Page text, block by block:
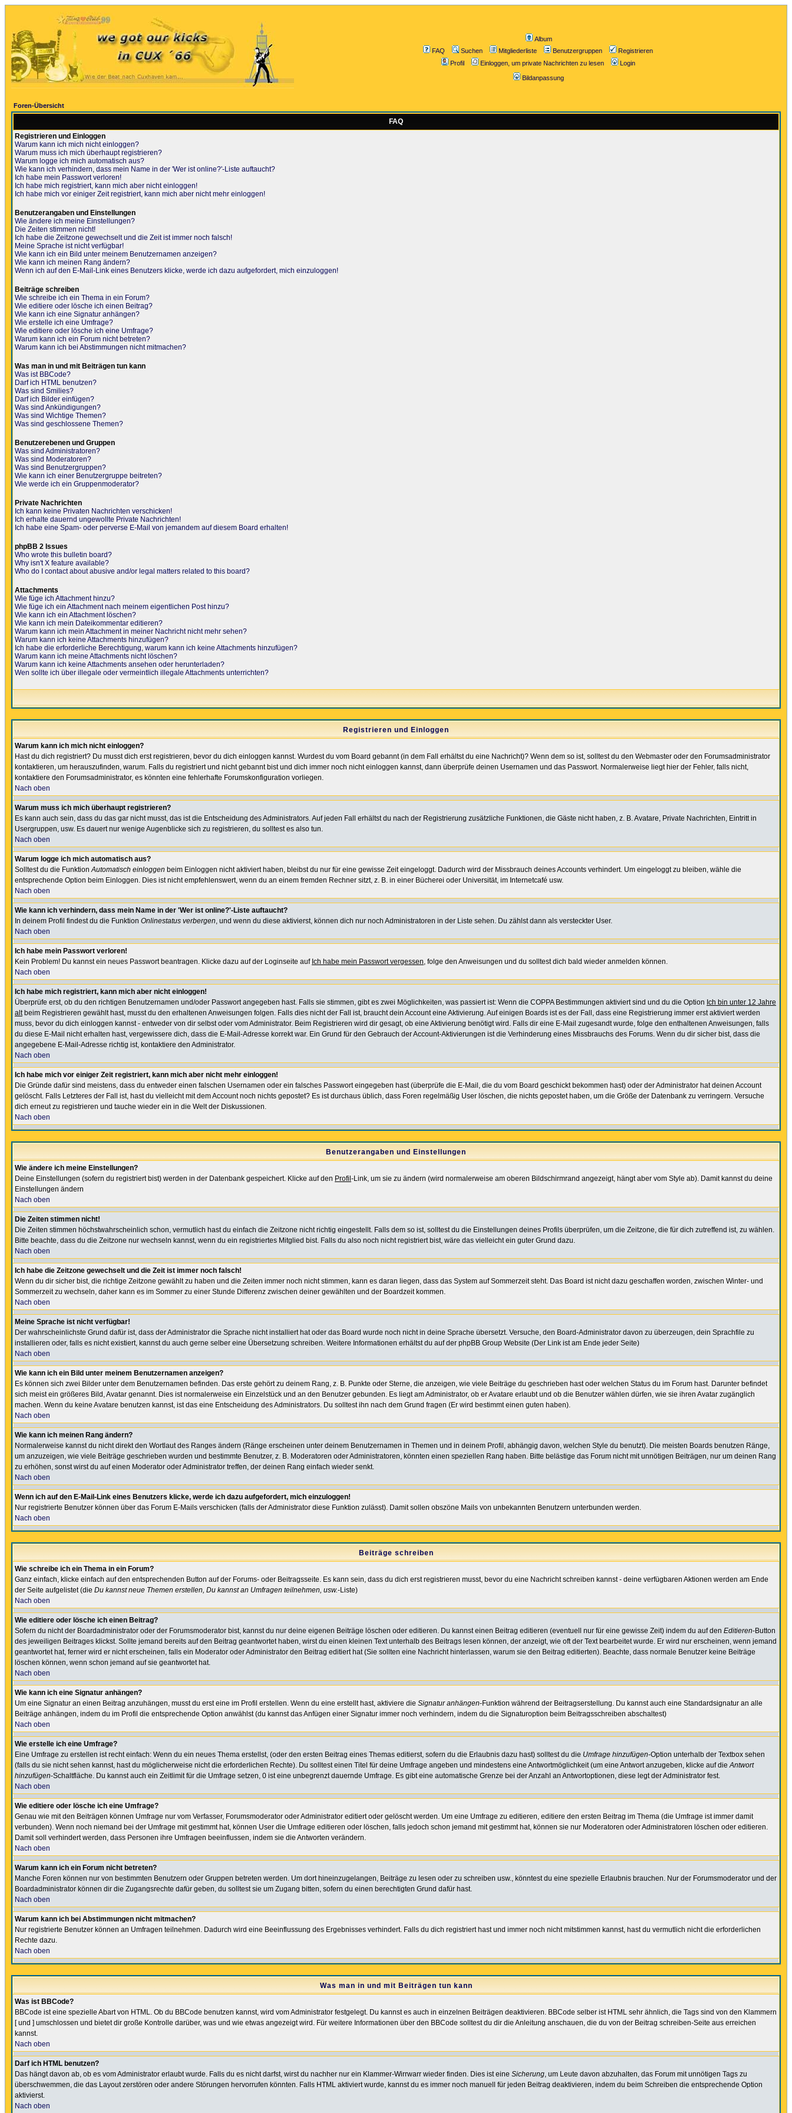
Album
FAQ
Suchen Mitgliederliste Benutzergruppen
Registrieren
Profil
Einloggen, um private Nachrichten zu lesen Login
Bildanpassung
Foren-Übersicht
FAQ
Registrieren und Einloggen
Warum kann ich mich nicht einloggen?
Warum muss ich mich überhaupt registrieren?
Warum logge ich mich automatisch aus?
Wie kann ich verhindern, dass mein Name in der 'Wer ist online?'-Liste auftaucht?
Ich habe mein Passwort verloren!
Ich habe mich registriert, kann mich aber nicht einloggen!
Ich habe mich vor einiger Zeit registriert, kann mich aber nicht mehr einloggen!
Benutzerangaben und Einstellungen
Wie ändere ich meine Einstellungen?
Die Zeiten stimmen nicht!
Ich habe die Zeitzone gewechselt und die Zeit ist immer noch falsch!
Meine Sprache ist nicht verfügbar!
Wie kann ich ein Bild unter meinem Benutzernamen anzeigen?
Wie kann ich meinen Rang ändern?
Wenn ich auf den E-Mail-Link eines Benutzers klicke, werde ich dazu aufgefordert, mich einzuloggen!
Beiträge schreiben
Wie schreibe ich ein Thema in ein Forum?
Wie editiere oder lösche ich einen Beitrag?
Wie kann ich eine Signatur anhängen?
Wie erstelle ich eine Umfrage?
Wie editiere oder lösche ich eine Umfrage?
Warum kann ich ein Forum nicht betreten?
Warum kann ich bei Abstimmungen nicht mitmachen?
Was man in und mit Beiträgen tun kann
Was ist BBCode?
Darf ich HTML benutzen?
Was sind Smilies?
Darf ich Bilder einfügen?
Was sind Ankündigungen?
Was sind Wichtige Themen?
Was sind geschlossene Themen?
Benutzerebenen und Gruppen
Was sind Administratoren?
Was sind Moderatoren?
Was sind Benutzergruppen?
Wie kann ich einer Benutzergruppe beitreten?
Wie werde ich ein Gruppenmoderator?
Private Nachrichten
Ich kann keine Privaten Nachrichten verschicken!
Ich erhalte dauernd ungewollte Private Nachrichten!
Ich habe eine Spam- oder perverse E-Mail von jemandem auf diesem Board erhalten!
phpBB 2 Issues
Who wrote this bulletin board?
Why isn't X feature available?
Who do I contact about abusive and/or legal matters related to this board?
Attachments
Wie füge ich Attachment hinzu?
Wie füge ich ein Attachment nach meinem eigentlichen Post hinzu?
Wie kann ich ein Attachment löschen?
Wie kann ich mein Dateikommentar editieren?
Warum kann ich mein Attachment in meiner Nachricht nicht mehr sehen?
Warum kann ich keine Attachments hinzufügen?
Ich habe die erforderliche Berechtigung, warum kann ich keine Attachments hinzufügen?
Warum kann ich meine Attachments nicht löschen?
Warum kann ich keine Attachments ansehen oder herunterladen?
Wen sollte ich über illegale oder vermeintlich illegale Attachments unterrichten?
Registrieren und Einloggen
Warum kann ich mich nicht einloggen?
Hast du dich registriert? Du musst dich erst registrieren, bevor du dich einloggen kannst. Wurdest du vom Board gebannt (in dem Fall erhältst du eine Nachricht)? Wenn dem so ist, solltest du den Webmaster oder den Forumsadministrator
kontaktieren, um herauszufinden, warum. Falls du registriert und nicht gebannt bist und dich immer noch nicht einloggen kannst, dann überprüfe deinen Usernamen und das Passwort. Normalerweise liegt hier der Fehler, falls nicht,
kontaktiere den Forumsadministrator, es könnten eine fehlerhafte Forumskonfiguration vorliegen.
Nach oben
Warum muss ich mich überhaupt registrieren?
Es kann auch sein, dass du das gar nicht musst, das ist die Entscheidung des Administrators. Auf jeden Fall erhältst du nach der Registrierung zusätzliche Funktionen, die Gäste nicht haben, z. B. Avatare, Private Nachrichten, Eintritt in
Usergruppen, usw. Es dauert nur wenige Augenblicke sich zu registrieren, du solltest es also tun.
Nach oben
Warum logge ich mich automatisch aus?
Solltest du die FunktionAutomatisch einloggen beim Einloggen nicht aktiviert haben, bleibst du nur für eine gewisse Zeit eingeloggt. Dadurch wird der Missbrauch deines Accounts verhindert. Um eingeloggt zu bleiben, wähle die
entsprechende Option beim Einloggen. Dies ist nicht empfehlenswert, wenn du an einem fremden Rechner sitzt, z. B. in einer Bücherei oder Universität, im Internetcafé usw.
Nach oben
Wie kann ich verhindern, dass mein Name in der 'Wer ist online?'-Liste auftaucht?
In deinem Profil findest du die Funktion Onlinestatus verbergen, und wenn du diese aktivierst, können dich nur noch Administratoren in der Liste sehen. Du zählst dann als versteckter User.
Nach oben
Ich habe mein Passwort verloren!
Kein Problem! Du kannst ein neues Passwort beantragen. Klicke dazu auf der Loginseite auf Ich habe mein Passwort vergessen, folge den Anweisungen und du solltest dich bald wieder anmelden können.
Nach oben
Ich habe mich registriert, kann mich aber nicht einloggen!
Überprüfe erst, ob du den richtigen Benutzernamen und/oder Passwort angegeben hast. Falls sie stimmen, gibt es zwei Möglichkeiten, was passiert ist: Wenn die COPPA Bestimmungen aktiviert sind und du die Option Ich bin unter 12 Jahre
altbeim Registrieren gewählt hast, musst du den erhaltenen Anweisungen folgen. Falls dies nicht der Fall ist, braucht dein Account eine Aktivierung. Auf einigen Boards ist es der Fall, dass eine Registrierung immer erst aktiviert werden
muss, bevor du dich einloggen kannst - entweder von dir selbst oder vom Administrator. Beim Registrieren wird dir gesagt, ob eine Aktivierung benötigt wird. Falls dir eine E-Mail zugesandt wurde, folge den enthaltenen Anweisungen, falls
du diese E-Mail nicht erhalten hast, vergewissere dich, dass die E-Mail-Adresse korrekt war. Ein Grund für den Gebrauch der Account-Aktivierungen ist die Verhinderung eines Missbrauchs des Forums. Wenn du dir sicher bist, dass die
angegebene E-Mail-Adresse richtig ist, kontaktiere den Administrator.
Nach oben
Ich habe mich vor einiger Zeit registriert, kann mich aber nicht mehr einloggen!
Die Gründe dafür sind meistens, dass du entweder einen falschen Usernamen oder ein falsches Passwort eingegeben hast (überprüfe die E-Mail, die du vom Board geschickt bekommen hast) oder der Administrator hat deinen Account
gelöscht. Falls Letzteres der Fall ist, hast du vielleicht mit dem Account noch nichts gepostet? Es ist durchaus üblich, dass Foren regelmäßig User löschen, die nichts gepostet haben, um die Größe der Datenbank zu verringern. Versuche
dich erneut zu registrieren und tauche wieder ein in die Welt der Diskussionen.
Nach oben
Benutzerangaben und Einstellungen
Wie ändere ich meine Einstellungen?
Deine Einstellungen (sofern du registriert bist) werden in der Datenbank gespeichert. Klicke auf den Profil -Link, um sie zu ändern (wird normalerweise am oberen Bildschirmrand angezeigt, hängt aber vom Style ab). Damit kannst du deine
Einstellungen ändern
Nach oben
Die Zeiten stimmen nicht!
Die Zeiten stimmen höchstwahrscheinlich schon, vermutlich hast du einfach die Zeitzone nicht richtig eingestellt. Falls dem so ist, solltest du die Einstellungen deines Profils überprüfen, um die Zeitzone, die für dich zutreffend ist, zu wählen.
Bitte beachte, dass du die Zeitzone nur wechseln kannst, wenn du ein registriertes Mitglied bist. Falls du also noch nicht registriert bist, wäre das vielleicht ein guter Grund dazu.
Nach oben
Ich habe die Zeitzone gewechselt und die Zeit ist immer noch falsch!
Wenn du dir sicher bist, die richtige Zeitzone gewählt zu haben und die Zeiten immer noch nicht stimmen, kann es daran liegen, dass das System auf Sommerzeit steht. Das Board ist nicht dazu geschaffen worden, zwischen Winter- und
Sommerzeit zu wechseln, daher kann es im Sommer zu einer Stunde Differenz zwischen deiner gewählten und der Boardzeit kommen.
Nach oben
Meine Sprache ist nicht verfügbar!
Der wahrscheinlichste Grund dafür ist, dass der Administrator die Sprache nicht installiert hat oder das Board wurde noch nicht in deine Sprache übersetzt. Versuche, den Board-Administrator davon zu überzeugen, dein Sprachfile zu
installieren oder, falls es nicht existiert, kannst du auch gerne selber eine Übersetzung schreiben. Weitere Informationen erhältst du auf der phpBB Group Website (Der Link ist am Ende jeder Seite)
Nach oben
Wie kann ich ein Bild unter meinem Benutzernamen anzeigen?
Es können sich zwei Bilder unter dem Benutzernamen befinden. Das erste gehört zu deinem Rang, z. B. Punkte oder Sterne, die anzeigen, wie viele Beiträge du geschrieben hast oder welchen Status du im Forum hast. Darunter befindet
sich meist ein größeres Bild, Avatar genannt. Dies ist normalerweise ein Einzelstück und an den Benutzer gebunden. Es liegt am Administrator, ob er Avatare erlaubt und ob die Benutzer wählen dürfen, wie sie ihren Avatar zugänglich
machen. Wenn du keine Avatare benutzen kannst, ist das eine Entscheidung des Administrators. Du solltest ihn nach dem Grund fragen (Er wird bestimmt einen guten haben).
Nach oben
Wie kann ich meinen Rang ändern?
Normalerweise kannst du nicht direkt den Wortlaut des Ranges ändern (Ränge erscheinen unter deinem Benutzernamen in Themen und in deinem Profil, abhängig davon, welchen Style du benutzt). Die meisten Boards benutzen Ränge,
um anzuzeigen, wie viele Beiträge geschrieben wurden und bestimmte Benutzer, z. B. Moderatoren oder Administratoren, könnten einen speziellen Rang haben. Bitte belästige das Forum nicht mit unnötigen Beiträgen, nur um deinen Rang
zu erhöhen, sonst wirst du auf einen Moderator oder Administrator treffen, der deinen Rang einfach wieder senkt.
Nach oben
Wenn ich auf den E-Mail-Link eines Benutzers klicke, werde ich dazu aufgefordert, mich einzuloggen!
Nur registrierte Benutzer können über das Forum E-Mails verschicken (falls der Administrator diese Funktion zulässt). Damit sollen obszöne Mails von unbekannten Benutzern unterbunden werden.
Nach oben
Beiträge schreiben
Wie schreibe ich ein Thema in ein Forum?
Ganz einfach, klicke einfach auf den entsprechenden Button auf der Forums- oder Beitragsseite. Es kann sein, dass du dich erst registrieren musst, bevor du eine Nachricht schreiben kannst - deine verfügbaren Aktionen werden am Ende
der Seite aufgelistet (die Du kannst neue Themen erstellen, Du kannst an Umfragen teilnehmen, usw.-Liste)
Nach oben
Wie editiere oder lösche ich einen Beitrag?
Sofern du nicht der Boardadministrator oder der Forumsmoderator bist, kannst du nur deine eigenen Beiträge löschen oder editieren. Du kannst einen Beitrag editieren (eventuell nur für eine gewisse Zeit) indem du auf den Editieren-Button
des jeweiligen Beitrages klickst. Sollte jemand bereits auf den Beitrag geantwortet haben, wirst du einen kleinen Text unterhalb des Beitrags lesen können, der anzeigt, wie oft der Text bearbeitet wurde. Er wird nur erscheinen, wenn jemand
geantwortet hat, ferner wird er nicht erscheinen, falls ein Moderator oder Administrator den Beitrag editiert hat (Sie sollten eine Nachricht hinterlassen, warum sie den Beitrag editierten). Beachte, dass normale Benutzer keine Beiträge
löschen können, wenn schon jemand auf sie geantwortet hat.
Nach oben
Wie kann ich eine Signatur anhängen?
Um eine Signatur an einen Beitrag anzuhängen, musst du erst eine im Profil erstellen. Wenn du eine erstellt hast, aktiviere die Signatur anhängen-Funktion während der Beitragserstellung. Du kannst auch eine Standardsignatur an alle
Beiträge anhängen, indem du im Profil die entsprechende Option anwählst (du kannst das Anfügen einer Signatur immer noch verhindern, indem du die Signaturoption beim Beitragsschreiben abschaltest)
Nach oben
Wie erstelle ich eine Umfrage?
Eine Umfrage zu erstellen ist recht einfach: Wenn du ein neues Thema erstellst, (oder den ersten Beitrag eines Themas editierst, sofern du die Erlaubnis dazu hast) solltest du die Umfrage hinzufügen-Option unterhalb der Textbox sehen
(falls du sie nicht sehen kannst, hast du möglicherweise nicht die erforderlichen Rechte). Du solltest einen Titel für deine Umfrage angeben und mindestens eine Antwortmöglichkeit (um eine Antwort anzugeben, klicke auf dieAntwort
hinzufügen-Schaltfläche. Du kannst auch ein Zeitlimit für die Umfrage setzen, 0 ist eine unbegrenzt dauernde Umfrage. Es gibt eine automatische Grenze bei der Anzahl an Antwortoptionen, diese legt der Administrator fest.
Nach oben
Wie editiere oder lösche ich eine Umfrage?
Genau wie mit den Beiträgen können Umfrage nur vom Verfasser, Forumsmoderator oder Administrator editiert oder gelöscht werden. Um eine Umfrage zu editieren, editiere den ersten Beitrag im Thema (die Umfrage ist immer damit
verbunden). Wenn noch niemand bei der Umfrage mit gestimmt hat, können User die Umfrage editieren oder löschen, falls jedoch schon jemand mit gestimmt hat, können sie nur Moderatoren oder Administratoren löschen oder editieren.
Damit soll verhindert werden, dass Personen ihre Umfragen beeinflussen, indem sie die Antworten verändern.
Nach oben
Warum kann ich ein Forum nicht betreten?
Manche Foren können nur von bestimmten Benutzern oder Gruppen betreten werden. Um dort hineinzugelangen, Beiträge zu lesen oder zu schreiben usw., könntest du eine spezielle Erlaubnis brauchen. Nur der Forumsmoderator und der
Boardadministrator können dir die Zugangsrechte dafür geben, du solltest sie um Zugang bitten, sofern du einen berechtigten Grund dafür hast.
Nach oben
Warum kann ich bei Abstimmungen nicht mitmachen?
Nur registrierte Benutzer können an Umfragen teilnehmen. Dadurch wird eine Beeinflussung des Ergebnisses verhindert. Falls du dich registriert hast und immer noch nicht mitstimmen kannst, hast du vermutlich nicht die erforderlichen
Rechte dazu.
Nach oben
Was man in und mit Beiträgen tun kann
Was ist BBCode?
BBCode ist eine spezielle Abart von HTML. Ob du BBCode benutzen kannst, wird vom Administrator festgelegt. Du kannst es auch in einzelnen Beiträgen deaktivieren. BBCode selber ist HTML sehr ähnlich, die Tags sind von den Klammern
[ und ] umschlossen und bietet dir große Kontrolle darüber, was und wie etwas angezeigt wird. Für weitere Informationen über den BBCode solltest du dir die Anleitung anschauen, die du von der Beitrag schreiben-Seite aus erreichen
kannst.
Nach oben
Darf ich HTML benutzen?
Das hängt davon ab, ob es vom Administrator erlaubt wurde. Falls du es nicht darfst, wirst du nachher nur ein Klammer-Wirrwarr wieder finden. Dies ist eine Sicherung, um Leute davon abzuhalten, das Forum mit unnötigen Tags zu
überschwemmen, die das Layout zerstören oder andere Störungen hervorrufen könnten. Falls HTML aktiviert wurde, kannst du es immer noch manuell für jeden Beitrag deaktivieren, indem du beim Schreiben die entsprechende Option
aktivierst.
Nach oben